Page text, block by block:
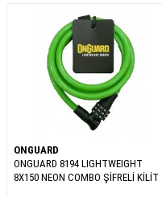
ONGUARD
ONGUARD 8194 LIGHTWEIGHT
8X150 NEON COMBO ŞİFRELİ KİLİT